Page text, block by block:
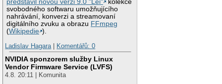
představil novou verzi 9.0 "Lei"
kolekce
svobodného softwaru umožňujícího
nahrávání, konverzi a streamovaní
digitálního zvuku a obrazu FFmpeg
(Wikipedie ).
Ladislav Hagara| Komentářů: 0
NVIDIA sponzorem služby Linux
Vendor Firmware Service (LVFS)
4.8. 20:11 | Komunita